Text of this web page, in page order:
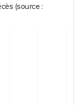
(source :